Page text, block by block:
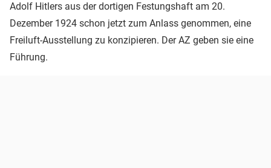
Adolf Hitlers aus der dortigen Festungshaft am 20.
Dezember 1924 schon jetzt zum Anlass genommen, eine
Freiluft-Ausstellung zu konzipieren. Der AZ geben sie eine
Führung.